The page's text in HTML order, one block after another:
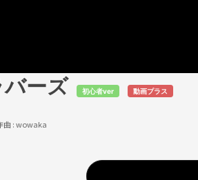
バーズ 初心者ver 動画プラス
曲 :wowaka